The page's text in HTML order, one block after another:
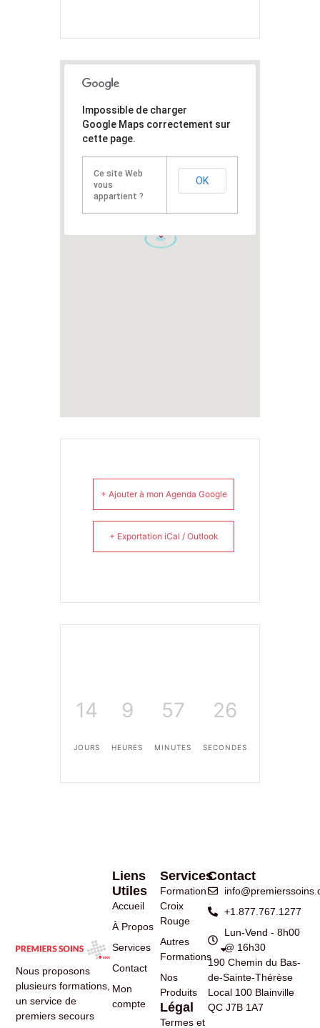
Impossible de charger
Google Maps correctement sur
cette page.
Ce site Web
vous
appartient ?
OK
+ Ajouter à mon Agenda Google
+ Exportation iCal / Outlook
14
JOURS
9
HEURES
57
MINUTES
26
SECONDES
Nous proposons
plusieurs formations,
un service de
premiers secours
Services
Formation
Croix
Rouge
Autres
Formations
Nos
Produits
Légal
Termes et
Liens
Utiles
Accueil
À Propos
Services
Contact
Mon
compte
Contact
+1.877.767.1277
Lun-Vend - 8h00
@ 16h30
190 Chemin du Bas-
de-Sainte-Thérèse
Local 100 Blainville
QC J7B 1A7